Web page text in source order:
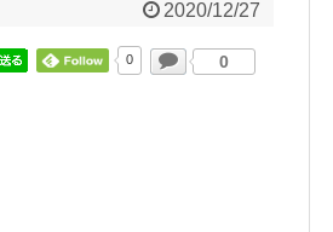
2020/12/27
0 0